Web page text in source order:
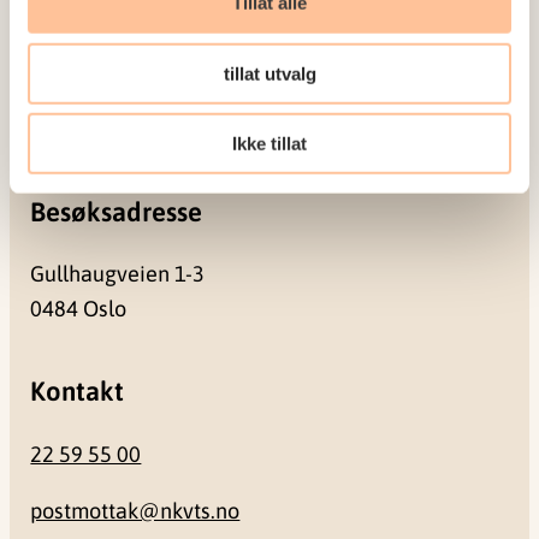
tillat utvalg
Ikke tillat
Postadresse
Besøksadresse
Gullhaugveien 1-3
0484 Oslo
Kontakt
22 59 55 00
postmottak@nkvts.no